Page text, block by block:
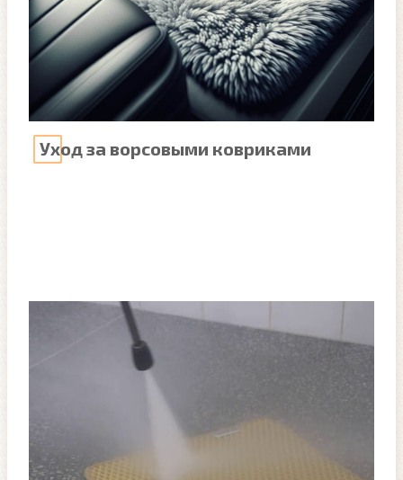
Уход за ворсовыми ковриками